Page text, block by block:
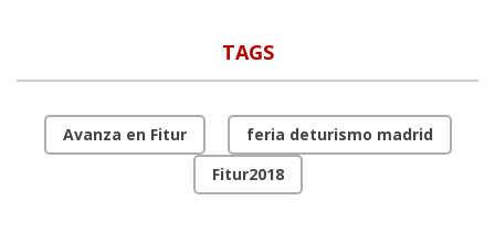
TAGS
Avanza en Fitur
feria deturismo madrid
Fitur2018